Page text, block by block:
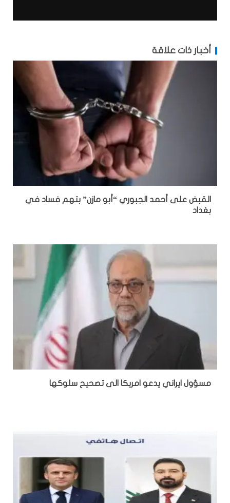
أخبار ذات علاقة
القبض على أحمد الجبوري “أبو مازن” بتهم فساد في
بغداد
مسؤول ايراني يدعو امريكا الى تصحيح سلوكها